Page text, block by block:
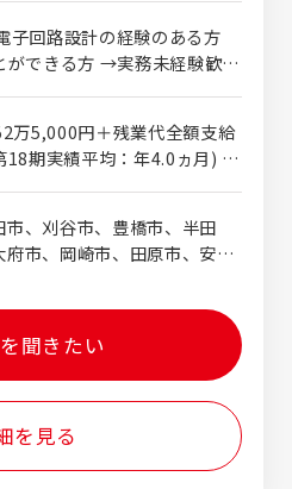
計・開発・評価などの業務
きます。 未経験でも教育制
すので安心です。 《プロ
紹介》 ■製品設計 【自動
載用モータ、インバータ等
ーハーネスの設計（経路設
具の電子制御設計 ◎AV機
けFPGA開発 ◎パソコン周辺
CMOSイメージセンサ） ◎空
御設計 ◎鉄道車両の電気設計
子回路設計の経験のある方
ができる方 →実務未経験歓
持ちの方は大歓迎！ ◎理工・
校・高専・大学）を卒業され
イク等の輸送機器や家電な
ある方 ◎これまでの経験を
として更なるスキルアップを
万5,000円＋残業代全額支給
期実績平均：年4.0ヵ月) ※
はありません) 《実際の給与
万円／20代 ※月給、各種手
賞与含む ■年収657万円／40
手当、賞与含む ■年収760
、刈谷市、豊橋市、半田
市、岡崎市、田原市、安城
聞きたい
を見る